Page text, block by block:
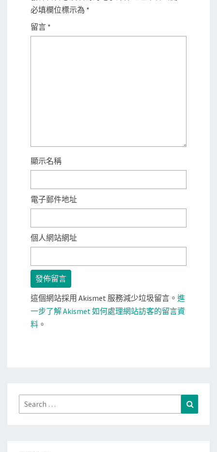
必填欄位標示為 *
留言 *
顯示名稱
電子郵件地址
個人網站網址
這個網站採用 Akismet 服務減少垃圾留言。 進
一步了解 Akismet 如何處理網站訪客的留言資
料 。
Search
for: